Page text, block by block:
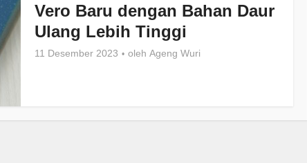
Vero Baru dengan Bahan Daur
Ulang Lebih Tinggi
11 Desember 2023 oleh Ageng Wuri